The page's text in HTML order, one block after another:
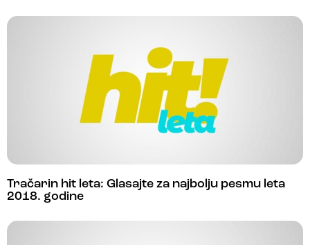
Tračarin hit leta: Glasajte za najbolju pesmu leta
2018. godine